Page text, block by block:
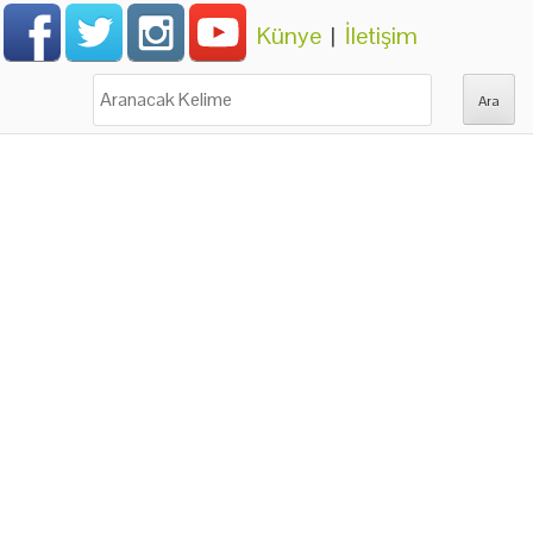
Künye | İletişim